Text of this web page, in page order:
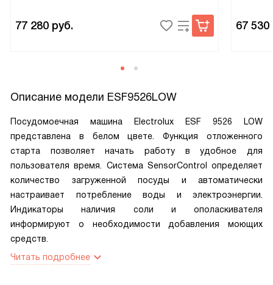
77 280 руб. 67 530
Описание модели ESF9526LOW
Посудомоечная машина Electrolux ESF 9526 LOW
представлена в белом цвете. Функция отложенного
старта позволяет начать работу в удобное для
пользователя время. Система SensorControl определяет
количество загруженной посуды и автоматически
настраивает потребление воды и электроэнергии.
Индикаторы наличия соли и ополаскивателя
информируют о необходимости добавления моющих
средств.
Читать подробнее